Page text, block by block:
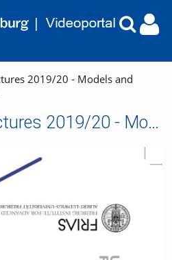
2019/20 - Models and
FRIAS Lunch Lectures 2019/20 - Models and Modelling across Sciences